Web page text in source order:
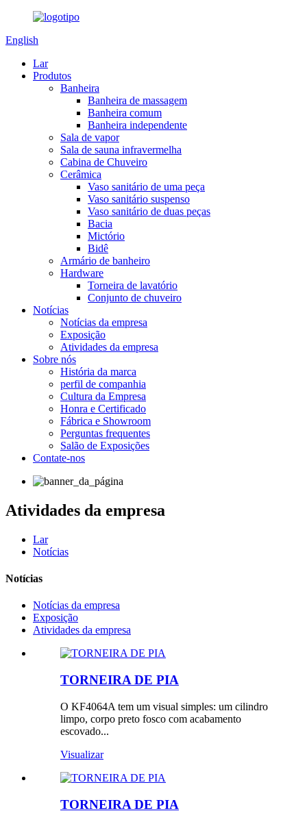
English
Lar
Produtos
Banheira
Banheira de massagem
Banheira comum
Banheira independente
Sala de vapor
Sala de sauna infravermelha
Cabina de Chuveiro
Cerâmica
Vaso sanitário de uma peça
Vaso sanitário suspenso
Vaso sanitário de duas peças
Bacia
Mictório
Bidê
Armário de banheiro
Hardware
Torneira de lavatório
Conjunto de chuveiro
Notícias
Notícias da empresa
Exposição
Atividades da empresa
Sobre nós
História da marca
perfil de companhia
Cultura da Empresa
Honra e Certificado
Fábrica e Showroom
Perguntas frequentes
Salão de Exposições
Contate-nos
Atividades da empresa
Lar
Notícias
Notícias
Notícias da empresa
Exposição
Atividades da empresa
TORNEIRA DE PIA
O KF4064A tem um visual simples: um cilindro
limpo, corpo preto fosco com acabamento
escovado...
Visualizar
TORNEIRA DE PIA